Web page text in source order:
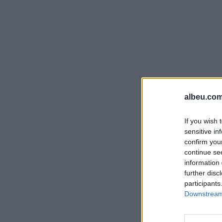
If you wish
sensitive
confirm
continue
information
further